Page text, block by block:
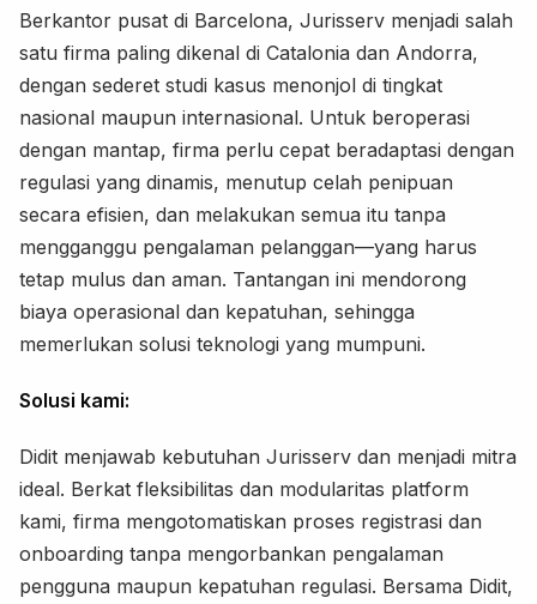
Berkantor pusat di Barcelona, Jurisserv menjadi salah
satu firma paling dikenal di Catalonia dan Andorra,
dengan sederet studi kasus menonjol di tingkat
nasional maupun internasional. Untuk beroperasi
dengan mantap, firma perlu cepat beradaptasi dengan
regulasi yang dinamis, menutup celah penipuan
secara efisien, dan melakukan semua itu tanpa
mengganggu pengalaman pelanggan—yang harus
tetap mulus dan aman. Tantangan ini mendorong
biaya operasional dan kepatuhan, sehingga
memerlukan solusi teknologi yang mumpuni.
Solusi kami:
Didit menjawab kebutuhan Jurisserv dan menjadi mitra
ideal. Berkat fleksibilitas dan modularitas platform
kami, firma mengotomatiskan proses registrasi dan
onboarding tanpa mengorbankan pengalaman
pengguna maupun kepatuhan regulasi. Bersama Didit,